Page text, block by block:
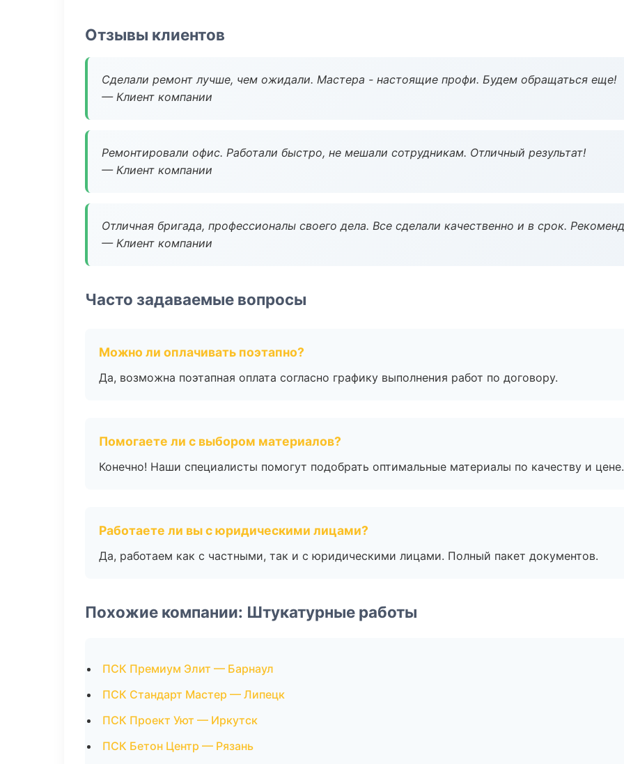
Отзывы клиентов
Сделали ремонт лучше, чем ожидали. Мастера - настоящие профи. Будем обращаться еще!
— Клиент компании
Ремонтировали офис. Работали быстро, не мешали сотрудникам. Отличный результат!
— Клиент компании
Отличная бригада, профессионалы своего дела. Все сделали качественно и в срок.
— Клиент компании
Часто задаваемые вопросы
Можно ли оплачивать поэтапно?
Да, возможна поэтапная оплата согласно графику выполнения работ по договору.
Помогаете ли с выбором материалов?
Конечно! Наши специалисты помогут подобрать оптимальные материалы по качеству и цене.
Работаете ли вы с юридическими лицами?
Да, работаем как с частными, так и с юридическими лицами. Полный пакет документов.
Похожие компании: Штукатурные работы
ПСК Премиум Элит — Барнаул
ПСК Стандарт Мастер — Липецк
ПСК Проект Уют — Иркутск
ПСК Бетон Центр — Рязань